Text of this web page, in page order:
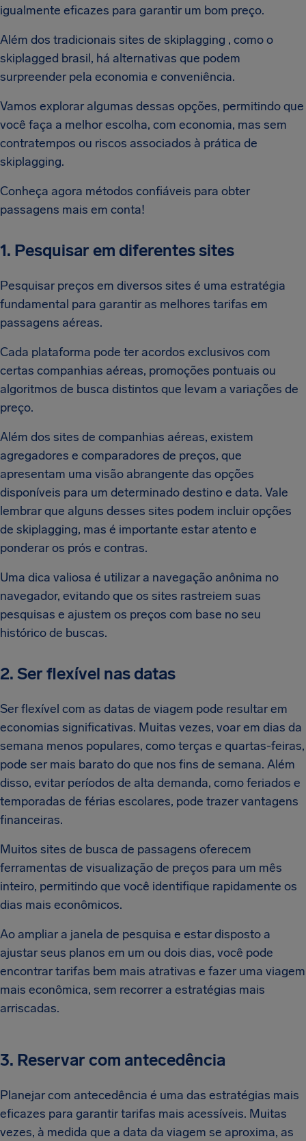
igualmente eficazes para garantir um bom preço.
Além dos tradicionais sites de skiplagging , como o
skiplagged brasil, há alternativas que podem
surpreender pela economia e conveniência.
Vamos explorar algumas dessas opções, permitindo que
você faça a melhor escolha, com economia, mas sem
contratempos ou riscos associados à prática de
skiplagging.
Conheça agora métodos confiáveis para obter
passagens mais em conta!
1. Pesquisar em diferentes sites
Pesquisar preços em diversos sites é uma estratégia
fundamental para garantir as melhores tarifas em
passagens aéreas.
Cada plataforma pode ter acordos exclusivos com
certas companhias aéreas, promoções pontuais ou
algoritmos de busca distintos que levam a variações de
preço.
Além dos sites de companhias aéreas, existem
agregadores e comparadores de preços, que
apresentam uma visão abrangente das opções
disponíveis para um determinado destino e data. Vale
lembrar que alguns desses sites podem incluir opções
de skiplagging, mas é importante estar atento e
ponderar os prós e contras.
Uma dica valiosa é utilizar a navegação anônima no
navegador, evitando que os sites rastreiem suas
pesquisas e ajustem os preços com base no seu
histórico de buscas.
2. Ser flexível nas datas
Ser flexível com as datas de viagem pode resultar em
economias significativas. Muitas vezes, voar em dias da
semana menos populares, como terças e quartas-feiras,
pode ser mais barato do que nos fins de semana. Além
disso, evitar períodos de alta demanda, como feriados e
temporadas de férias escolares, pode trazer vantagens
financeiras.
Muitos sites de busca de passagens oferecem
ferramentas de visualização de preços para um mês
inteiro, permitindo que você identifique rapidamente os
dias mais econômicos.
Ao ampliar a janela de pesquisa e estar disposto a
ajustar seus planos em um ou dois dias, você pode
encontrar tarifas bem mais atrativas e fazer uma viagem
mais econômica, sem recorrer a estratégias mais
arriscadas.
3. Reservar com antecedência
Planejar com antecedência é uma das estratégias mais
eficazes para garantir tarifas mais acessíveis. Muitas
vezes, à medida que a data da viagem se aproxima, as